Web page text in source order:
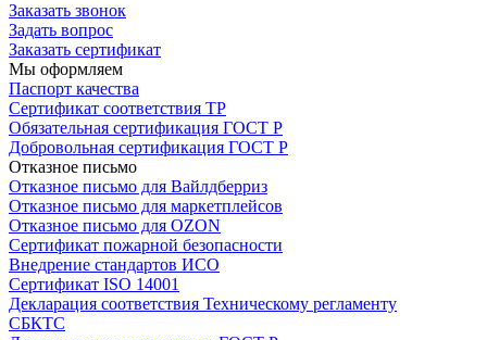
Заказать звонок
Задать вопрос
Заказать сертификат
Мы оформляем
Паспорт качества
Сертификат соответствия ТР
Обязательная сертификация ГОСТ Р
Добровольная сертификация ГОСТ Р
Отказное письмо
Отказное письмо для Вайлдберриз
Отказное письмо для маркетплейсов
Отказное письмо для OZON
Сертификат пожарной безопасности
Внедрение стандартов ИСО
Сертификат ISO 14001
Декларация соответствия Техническому регламенту
СБКТС